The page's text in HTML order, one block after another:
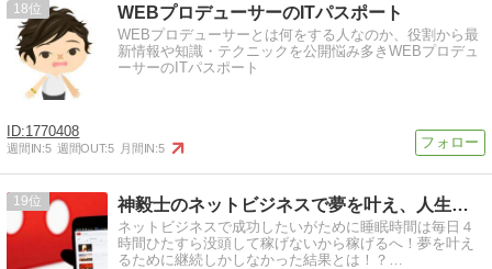
18 WEBプロデューサーのITパスポート
WEBプロデューサーとは何をする人なのか、役割から最
新情報や知識・テクニックを公開悩み多きWEBプロデュ
ーサーのITパスポート
1770408
週間IN:5 週間OUT:5 月間IN:5
19 神毅士のネットビジネスで夢を叶え、人生を変える道
ネットビジネスで成功したいがために睡眠時間は毎日４
時間ひたすら没頭して稼げないから稼げるへ！夢を叶え
るために継続しかしなかった結果とは！？…